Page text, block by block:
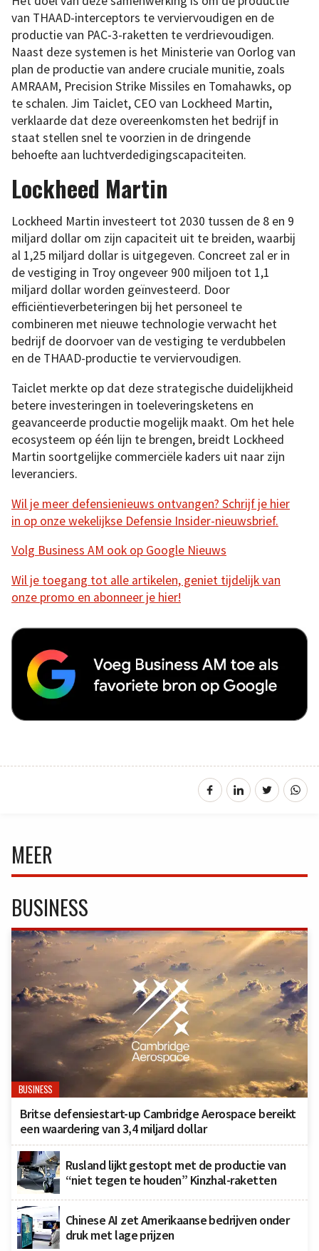
van THAAD-interceptors te verviervoudigen en de
productie van PAC-3-raketten te verdrievoudigen.
Naast deze systemen is het Ministerie van Oorlog van
plan de productie van andere cruciale munitie, zoals
AMRAAM, Precision Strike Missiles en Tomahawks, op
te schalen. Jim Taiclet, CEO van Lockheed Martin,
verklaarde dat deze overeenkomsten het bedrijf in
staat stellen snel te voorzien in de dringende
behoefte aan luchtverdedigingscapaciteiten.
Lockheed Martin
Lockheed Martin investeert tot 2030 tussen de 8 en 9
miljard dollar om zijn capaciteit uit te breiden, waarbij
al 1,25 miljard dollar is uitgegeven. Concreet zal er in
de vestiging in Troy ongeveer 900 miljoen tot 1,1
miljard dollar worden geïnvesteerd. Door
efficiëntieverbeteringen bij het personeel te
combineren met nieuwe technologie verwacht het
bedrijf de doorvoer van de vestiging te verdubbelen
en de THAAD-productie te verviervoudigen.
Taiclet merkte op dat deze strategische duidelijkheid
betere investeringen in toeleveringsketens en
geavanceerde productie mogelijk maakt. Om het hele
ecosysteem op één lijn te brengen, breidt Lockheed
Martin soortgelijke commerciële kaders uit naar zijn
leveranciers.
Wil je meer defensienieuws ontvangen? Schrijf je hier
in op onze wekelijkse Defensie Insider-nieuwsbrief.
Volg Business AM ook op Google Nieuws
Wil je toegang tot alle artikelen, geniet tijdelijk van
onze promo en abonneer je hier!
MEER
BUSINESS
BUSINESS
Britse defensiestart-up Cambridge Aerospace bereikt
een waardering van 3,4 miljard dollar
Rusland lijkt gestopt met de productie van
“niet tegen te houden” Kinzhal-raketten
Chinese AI zet Amerikaanse bedrijven onder
druk met lage prijzen